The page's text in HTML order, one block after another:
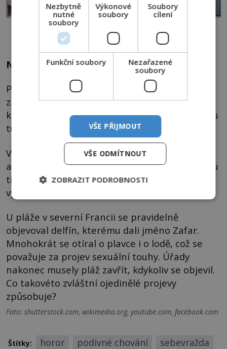
Senzaci vyvolal ale i Mýval, který vylezl na střechu vysokého domu v
americké Minnesotě.
Nevysvětlitelné chování zvířat ve světě
Podivné chování některých tvorů se občas daří
zachytit i na fotografii, jako například úhoře,
který v roce 2018 uvízl hlavou napřed v čumáku
tuleně.
Ve stejném roce vyvolal senzaci mýval, který v
americké Minnesotě vylezl po zdi až na střechu
třiadvacet pater vysokého domu. Horolezecký
výstup mu zabral dvacet hodin.
U pláže v severní Francii se pravidelně
objevoval delfín, kterému dali jméno Zafar.
Mnohokrát se otíral o plavce i o lodě, což se
považuje za projev sexuální touhy. Úřady
nakonec musely pláž zavřít, kdykoliv se objevil.
Co takovéto zvláštní ojedinělé projevy
způsobuje?
Foto: shutterstock.com, wikimedia.org, youtube.com, facebook.com
Štítky: horor podivné chování sebevražda
Nezbytně
nutné
soubory
Výkonové
soubory
Soubory
cílení
Funkční soubory
Nezařazené
soubory
VŠE PŘIJMOUT
VŠE ODMÍTNOUT
ZOBRAZIT PODROBNOSTI